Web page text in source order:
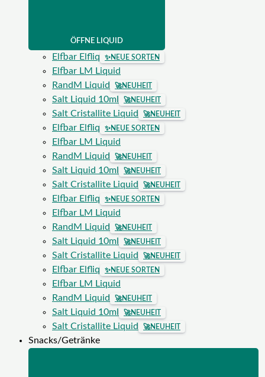
ÖFFNE LIQUID
Elfbar Elfliq ✨NEUE SORTEN
Elfbar LM Liquid
RandM Liquid
🚀NEUHEIT
Salt Liquid 10ml 🚀NEUHEIT
Salt Cristallite Liquid 🚀NEUHEIT
Elfbar Elfliq ✨NEUE SORTEN
Elfbar LM Liquid
RandM Liquid
🚀NEUHEIT
Salt Liquid 10ml 🚀NEUHEIT
Salt Cristallite Liquid 🚀NEUHEIT
Elfbar Elfliq ✨NEUE SORTEN
Elfbar LM Liquid
RandM Liquid
🚀NEUHEIT
Salt Liquid 10ml 🚀NEUHEIT
Salt Cristallite Liquid 🚀NEUHEIT
Elfbar Elfliq ✨NEUE SORTEN
Elfbar LM Liquid
RandM Liquid
🚀NEUHEIT
Salt Liquid 10ml 🚀NEUHEIT
Salt Cristallite Liquid 🚀NEUHEIT
Snacks/Getränke